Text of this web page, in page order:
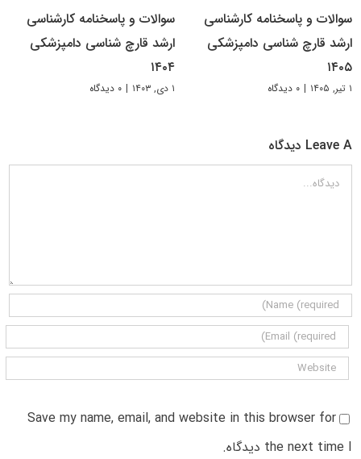
سوالات و پاسخنامه کارشناسی
ارشد قارچ شناسی دامپزشکی
۱۴۰۵
۱ تیر, ۱۴۰۵ | ۰ دیدگاه
سوالات و پاسخنامه کارشناسی
ارشد قارچ‌ شناسی دامپزشکی
۱۴۰۴
۱ دی, ۱۴۰۳ | ۰ دیدگاه
Leave A دیدگاه
دیدگاه
Save my name, email, and website in this browser for
the next time I دیدگاه.